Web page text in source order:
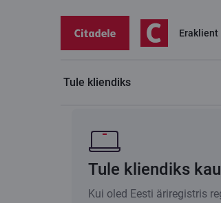
Eraklient
Tule kliendiks
Tule kliendiks
Kui oled Eesti äriregistris